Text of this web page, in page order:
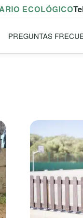
ECOLÓGICO
PREGUNTAS